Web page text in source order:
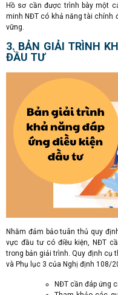
Hồ sơ cần được trình bày một
minh NĐT có khả năng tài chính
vững.
3. BẢN GIẢI TRÌNH
ĐẦU TƯ
Nhằm đảm bảo tuân thủ quy
vực đầu tư có điều kiện, NĐT
trong bản giải trình. Quy định cụ
và Phụ lục 3 của Nghị định 108/
NĐT cần đáp ứng